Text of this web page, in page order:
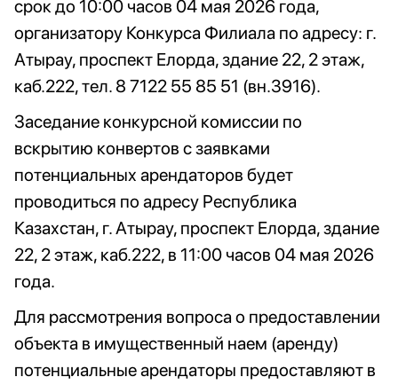
срок до 10:00 часов 04 мая 2026 года,
организатору Конкурса Филиала по адресу: г.
Атырау, проспект Елорда, здание 22, 2 этаж,
каб.222, тел. 8 7122 55 85 51 (вн.3916).
Заседание конкурсной комиссии по
вскрытию конвертов с заявками
потенциальных арендаторов будет
проводиться по адресу Республика
Казахстан, г. Атырау, проспект Елорда, здание
22, 2 этаж, каб.222, в 11:00 часов 04 мая 2026
года.
Для рассмотрения вопроса о предоставлении
объекта в имущественный наем (аренду)
потенциальные арендаторы предоставляют в